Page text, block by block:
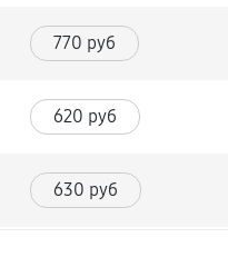
770 руб
620 руб
630 руб